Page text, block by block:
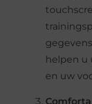
helpen u
en uw